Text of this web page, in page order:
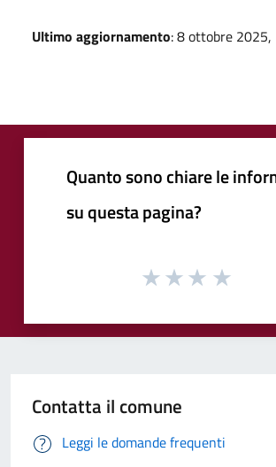
Ultimo aggiornamento: 8 ottobre 2025,
Quanto sono chiare le
su questa pagina?
Contatta il comune
Leggi le domande frequenti